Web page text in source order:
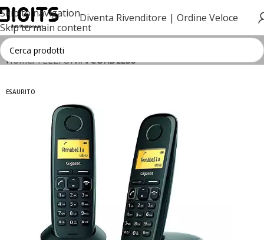
Skip to navigation
Skip to main content
Diventa Rivenditore | Ordine Veloce
Home TELEFONIA CORDLESS
ESAURITO